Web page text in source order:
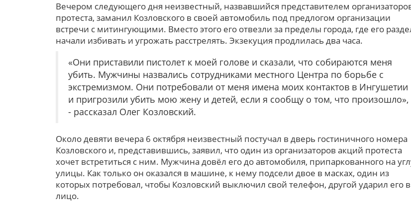
Вечером следующего дня неизвестный, назвавшийся представителем
протеста, заманил Козловского в своей автомобиль под предлогом организации
встречи с митингующими. Вместо этого его отвезли за пределы города, где его
начали избивать и угрожать расстрелять. Экзекуция продлилась два часа.
«Они приставили пистолет к моей голове и сказали, что собираются меня
убить. Мужчины назвались сотрудниками местного Центра по борьбе с
экстремизмом. Они потребовали от меня имена моих контактов в Ингушетии
и пригрозили убить мою жену и детей, если я сообщу о том, что произошло»,
- рассказал Олег Козловский.
Около девяти вечера 6 октября неизвестный постучал в дверь гостиничного номера
Козловского и, представившись, заявил, что один из организаторов акций протеста
хочет встретиться с ним. Мужчина довёл его до автомобиля, припаркованного на
улицы. Как только он оказался в машине, к нему подсели двое в масках, один из
которых потребовал, чтобы Козловский выключил свой телефон, другой ударил его в
лицо.